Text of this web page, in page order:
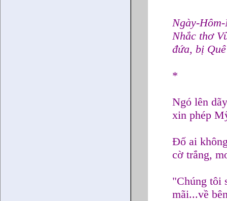
Ngày-
Nhắc thơ
đứa, bị
*
Ngó lên
xin phép
Đố ai
cờ trắng,
"Chúng tôi
mãi...về